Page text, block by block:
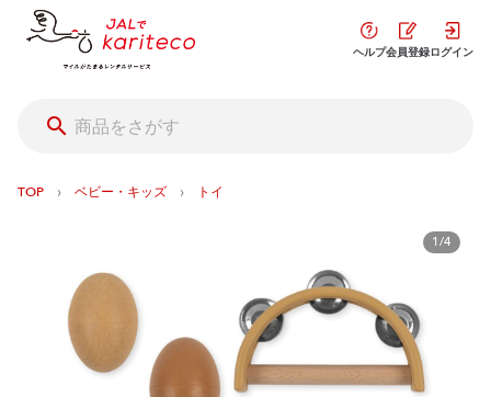
ヘルプ会員登録ログイン
TOP › ベビー・キッズ › トイ
1/4